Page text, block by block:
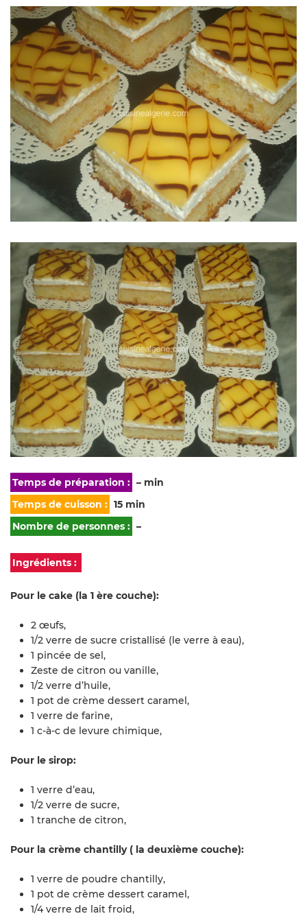
Temps de préparation : – min
Temps de cuisson : 15 min
Nombre de personnes : –
Ingrédients :
Pour le cake (la 1 ère couche):
2 œufs,
1/2 verre de sucre cristallisé (le verre à eau),
1 pincée de sel,
Zeste de citron ou vanille,
1/2 verre d’huile,
1 pot de crème dessert caramel,
1 verre de farine,
1 c-à-c de levure chimique,
Pour le sirop:
1 verre d’eau,
1/2 verre de sucre,
1 tranche de citron,
Pour la crème chantilly ( la deuxième couche):
1 verre de poudre chantilly,
1 pot de crème dessert caramel,
1/4 verre de lait froid,